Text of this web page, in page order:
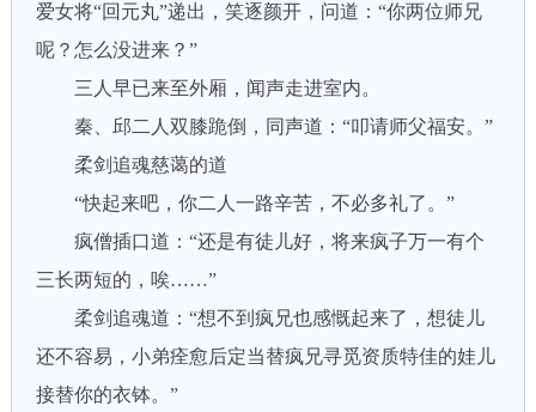
爱女将“回元丸”递出，笑逐颜开，问道：“你两位师兄
呢？怎么没进来？”
三人早已来至外厢，闻声走进室内。
秦、邱二人双膝跪倒，同声道：“叩请师父福安。”
柔剑追魂慈蔼的道
“快起来吧，你二人一路辛苦，不必多礼了。”
疯僧插口道：“还是有徒儿好，将来疯子万一有个
三长两短的，唉……”
柔剑追魂道：“想不到疯兄也感慨起来了，想徒儿
还不容易，小弟痊愈后定当替疯兄寻觅资质特佳的娃儿
接替你的衣钵。”